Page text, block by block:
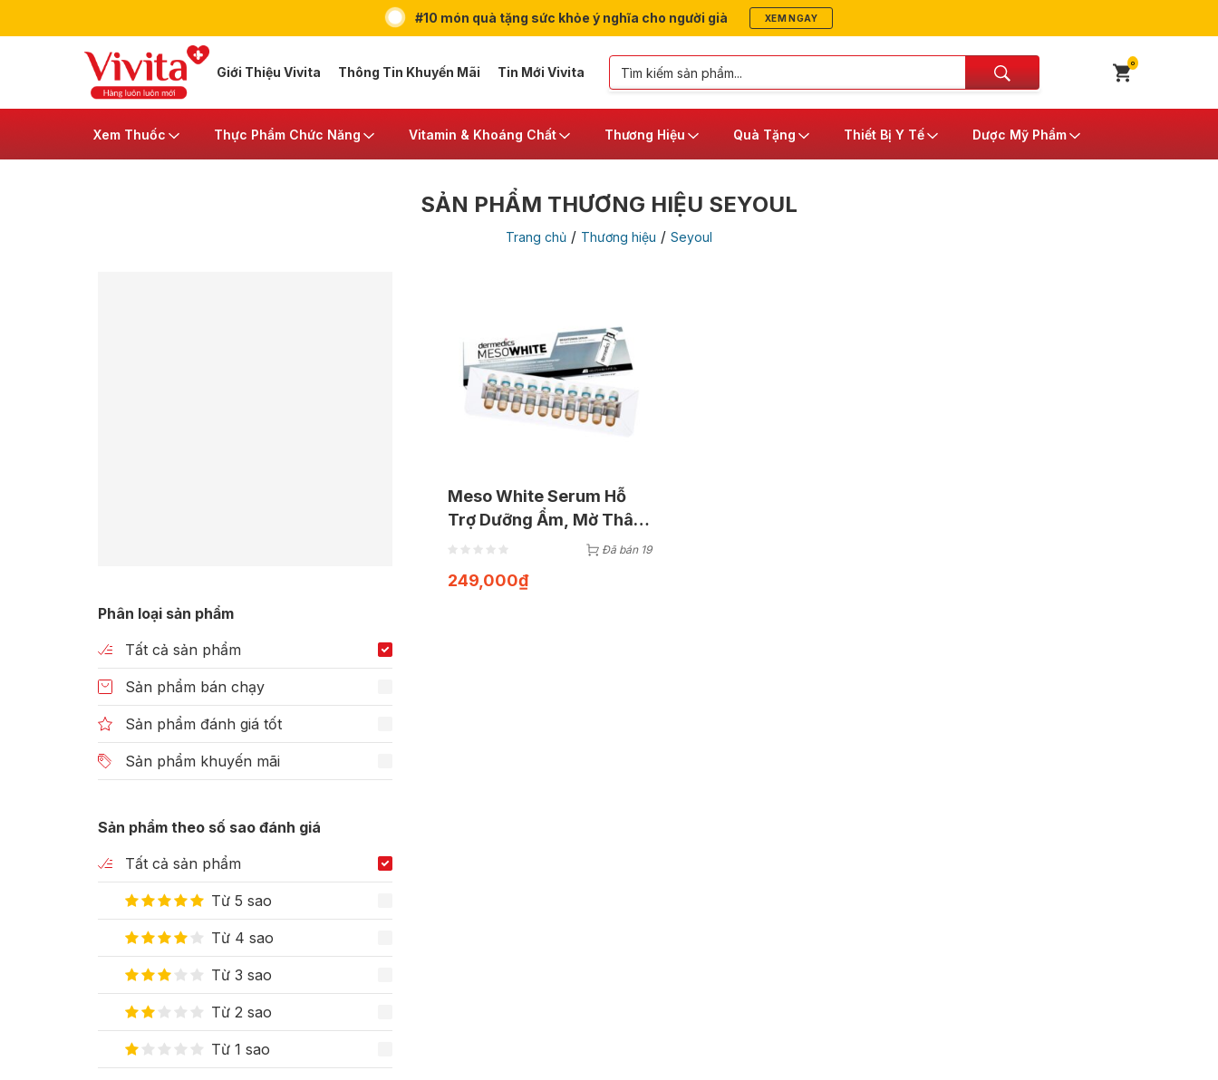
#10 món quà tặng sức khỏe ý nghĩa cho người già XEM NGAY
Giới Thiệu Vivita Thông Tin Khuyến Mãi Tin Mới Vivita
0
Xem Thuốc Thực Phẩm Chức Năng Vitamin & Khoáng Chất Thương Hiệu Quà Tặng Thiết Bị Y Tế Dược Mỹ Phẩm
SẢN PHẨM THƯƠNG HIỆU SEYOUL
Trang chủ / Thương hiệu / Seyoul
Phân loại sản phẩm
Tất cả sản phẩm
Sản phẩm bán chạy
Sản phẩm đánh giá tốt
Sản phẩm khuyến mãi
Sản phẩm theo số sao đánh giá
Tất cả sản phẩm
Từ 5 sao
Từ 4 sao
Từ 3 sao
Từ 2 sao
Từ 1 sao
Meso White Serum Hỗ
Trợ Dưỡng Ẩm, Mờ Thâm
Nám, Tàn Nhang Giúp
5ml)
Đã bán 19
249,000₫